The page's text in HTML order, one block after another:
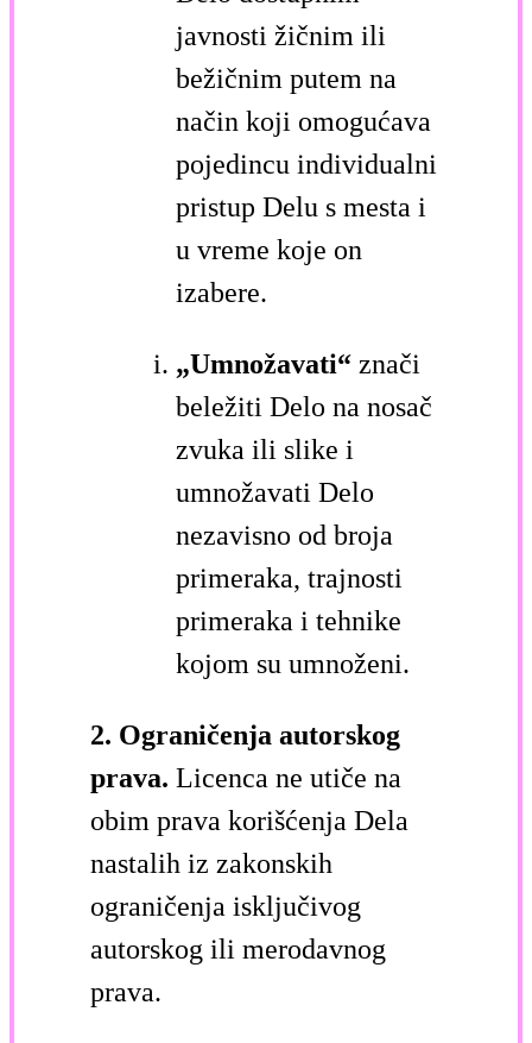
javnosti žičnim ili
bežičnim putem na
način koji omogućava
pojedincu individualni
pristup Delu s mesta i
u vreme koje on
izabere.
„Umnožavati“ znači
beležiti Delo na nosač
zvuka ili slike i
umnožavati Delo
nezavisno od broja
primeraka, trajnosti
primeraka i tehnike
kojom su umnoženi.
2. Ograničenja autorskog
prava. Licenca ne utiče na
obim prava korišćenja Dela
nastalih iz zakonskih
ograničenja isključivog
autorskog ili merodavnog
prava.